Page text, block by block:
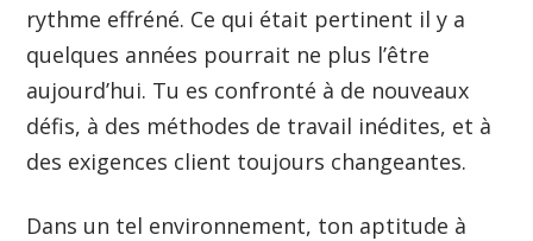
rythme effréné. Ce qui était pertinent il y a
quelques années pourrait ne plus l’être
aujourd’hui. Tu es confronté à de nouveaux
défis, à des méthodes de travail inédites, et à
des exigences client toujours changeantes.
Dans un tel environnement, ton aptitude à